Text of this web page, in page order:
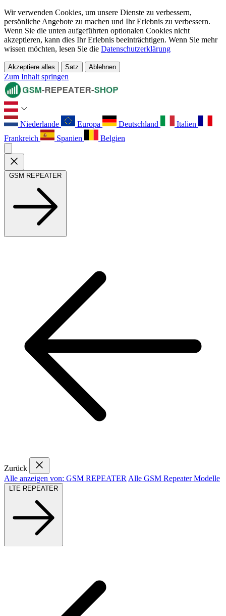
Wir verwenden Cookies, um unsere Dienste zu verbessern,
persönliche Angebote zu machen und Ihr Erlebnis zu verbessern.
Wenn Sie die unten aufgeführten optionalen Cookies nicht
akzeptieren, kann dies Ihr Erlebnis beeinträchtigen. Wenn Sie mehr
wissen möchten, lesen Sie die Datenschutzerklärung
Akzeptiere alles Satz Ablehnen
Zum Inhalt springen
Niederlande Europa Deutschland
Italien
Frankreich
Spanien Belgien
GSM REPEATER
Zurück
Alle anzeigen von: GSM REPEATER Alle GSM Repeater Modelle
LTE REPEATER